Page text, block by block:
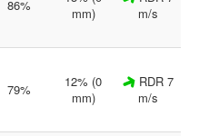
86%
mm)
m/s
79%
12% (0
mm)
RDR 7
m/s